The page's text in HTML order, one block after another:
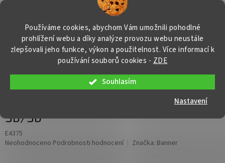
Používáme cookies, abychom Vám umožnili pohodlné
prohlížení webu a díky analýze provozu webu neustále
zlepšovali jeho funkce, výkon a použitelnost. Více informací k
používání souborů cookies - ZDE
Souhlasím
Nastavení
Přejít
KOŠÍK
Autobaterie Banner Buffalo Bull 625
13, 125Ah, 12V ( 62513 ), technologie
Sb/Sb
E4375
Průměrné
Neohodnoceno Podrobnosti hodnocení Značka: Banner